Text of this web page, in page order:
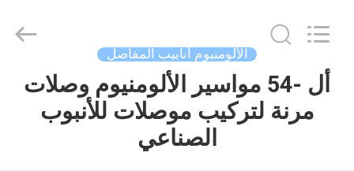
المنزل
Reserved.
الألومنيوم أنابيب المفاصل
أل -54 مواسير الألومنيوم وصلات
مرنة لتركيب موصلات للأنبوب
الصناعي